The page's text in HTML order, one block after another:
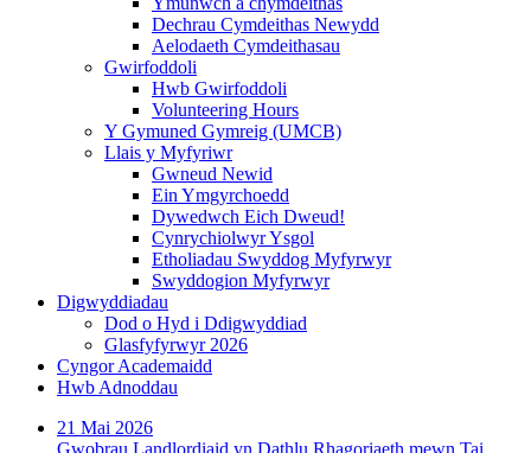
Dechrau Cymdeithas Newydd
Aelodaeth Cymdeithasau
Gwirfoddoli
Hwb Gwirfoddoli
Volunteering Hours
Y Gymuned Gymreig (UMCB)
Llais y Myfyriwr
Gwneud Newid
Ein Ymgyrchoedd
Dywedwch Eich Dweud!
Cynrychiolwyr Ysgol
Etholiadau Swyddog Myfyrwyr
Swyddogion Myfyrwyr
Digwyddiadau
Dod o Hyd i Ddigwyddiad
Glasfyfyrwyr 2026
Cyngor Academaidd
Hwb Adnoddau
21 Mai 2026
Gwobrau Landlordiaid yn Dathlu Rhagoriaeth mewn Tai